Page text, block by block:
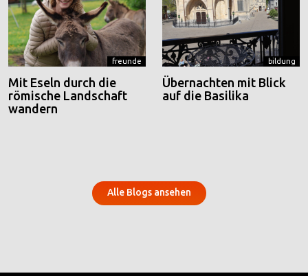
freunde
Mit Eseln durch die
römische Landschaft
wandern
bildung
Übernachten mit Blick
auf die Basilika
Alle Blogs ansehen